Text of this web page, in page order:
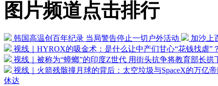
图片频道点击排行
韩国高温创百年纪录 当局警告停止一切户外活动
加沙上
视线｜HYROX的吸金术：是什么让中产们甘心“花钱找虐”
视线｜被称为“蟑螂”的印度Z世代 用街头抗争将教育部长拱
视线｜火箭残骸撞月球的背后：太空垃圾与SpaceX的万亿
休达